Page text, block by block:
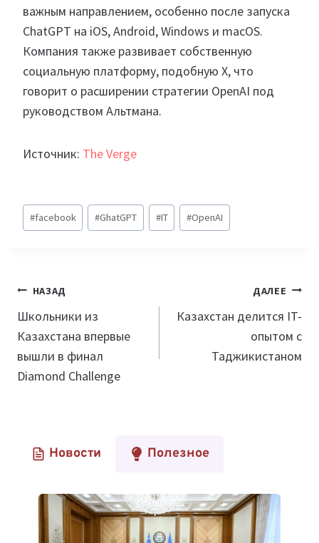
важным направлением, особенно после запуска
ChatGPT на iOS, Android, Windows и macOS.
Компания также развивает собственную
социальную платформу, подобную X, что
говорит о расширении стратегии OpenAI под
руководством Альтмана.
Источник: The Verge
Метки
записи:
#facebook #GhatGPT #IT #OpenAI
Навигация
по
записям
НАЗАД
Школьники из
Казахстана впервые
вышли в финал
Diamond Challenge
ДАЛЕЕ
Казахстан делится IT-
опытом с
Таджикистаном
Новости Полезное